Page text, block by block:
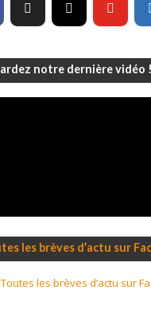
notre dernière vidéo !
les brèves d’actu sur
Toutes les brèves d’actu sur